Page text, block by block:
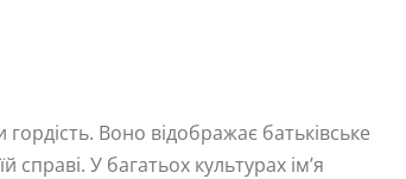
Воно відображає батьківське
У багатьох культурах ім’я